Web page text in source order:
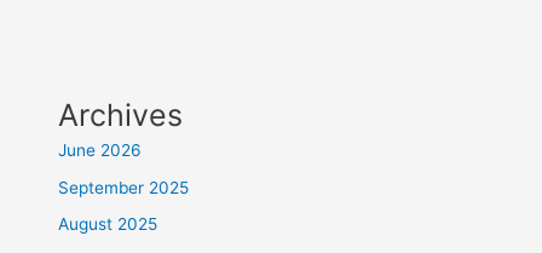
Archives
June 2026
September 2025
August 2025